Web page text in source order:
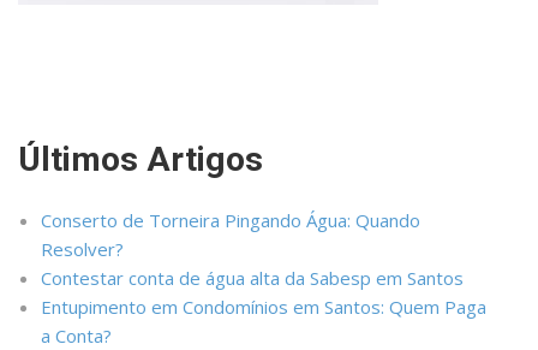
Últimos Artigos
Conserto de Torneira Pingando Água: Quando
Resolver?
Contestar conta de água alta da Sabesp em Santos
Entupimento em Condomínios em Santos: Quem Paga
a Conta?